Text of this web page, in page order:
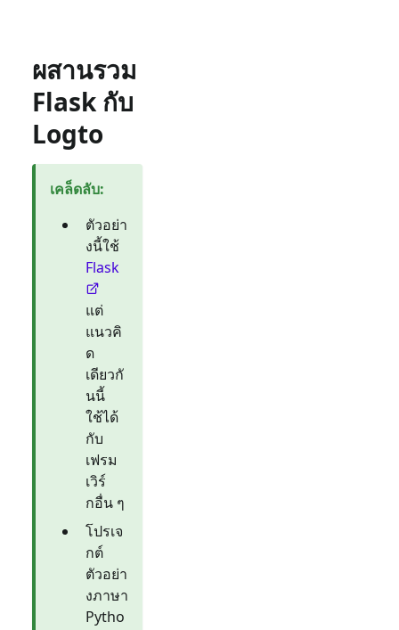
ผสานรวม
Flask กับ
Logto
เคล็ดลับ:
ตัวอย่า
งนี้ใช้
Flask
แต่
แนวคิ
ด
เดียวกั
นนี้
ใช้ได้
กับ
เฟรม
เวิร์
กอื่น ๆ
โปรเจ
กต์
ตัวอย่า
งภาษา
Pytho